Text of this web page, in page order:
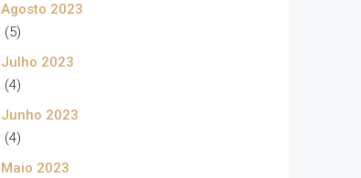
Agosto 2023
(5)
Julho 2023
(4)
Junho 2023
(4)
Maio 2023